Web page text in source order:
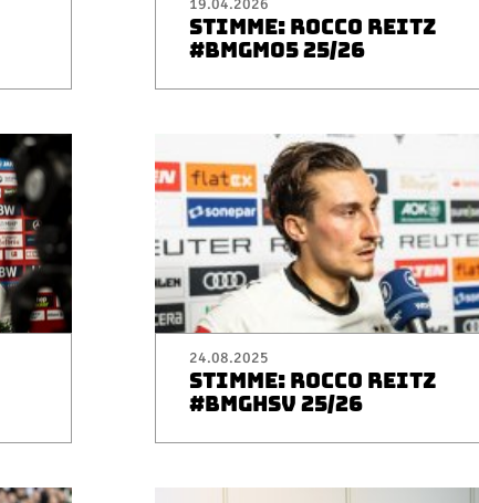
19.04.2026
STIMME: ROCCO REITZ
#BMGM05 25/26
24.08.2025
STIMME: ROCCO REITZ
#BMGHSV 25/26